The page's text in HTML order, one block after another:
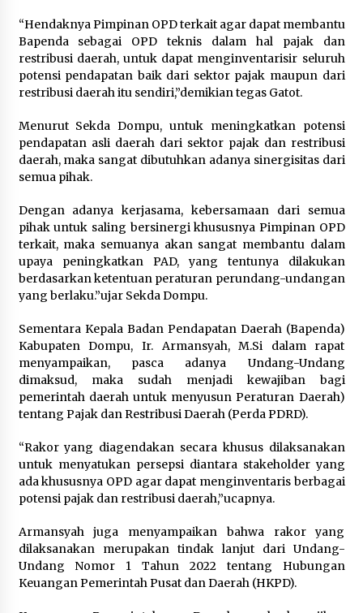
“Hendaknya Pimpinan OPD terkait agar dapat membantu
Bapenda sebagai OPD teknis dalam hal pajak dan
restribusi daerah, untuk dapat menginventarisir seluruh
potensi pendapatan baik dari sektor pajak maupun dari
restribusi daerah itu sendiri,”demikian tegas Gatot.
Menurut Sekda Dompu, untuk meningkatkan potensi
pendapatan asli daerah dari sektor pajak dan restribusi
daerah, maka sangat dibutuhkan adanya sinergisitas dari
semua pihak.
Dengan adanya kerjasama, kebersamaan dari semua
pihak untuk saling bersinergi khususnya Pimpinan OPD
terkait, maka semuanya akan sangat membantu dalam
upaya peningkatkan PAD, yang tentunya dilakukan
berdasarkan ketentuan peraturan perundang-undangan
yang berlaku.”ujar Sekda Dompu.
Sementara Kepala Badan Pendapatan Daerah (Bapenda)
Kabupaten Dompu, Ir. Armansyah, M.Si dalam rapat
menyampaikan, pasca adanya Undang-Undang
dimaksud, maka sudah menjadi kewajiban bagi
pemerintah daerah untuk menyusun Peraturan Daerah)
tentang Pajak dan Restribusi Daerah (Perda PDRD).
“Rakor yang diagendakan secara khusus dilaksanakan
untuk menyatukan persepsi diantara stakeholder yang
ada khususnya OPD agar dapat menginventaris berbagai
potensi pajak dan restribusi daerah,”ucapnya.
Armansyah juga menyampaikan bahwa rakor yang
dilaksanakan merupakan tindak lanjut dari Undang-
Undang Nomor 1 Tahun 2022 tentang Hubungan
Keuangan Pemerintah Pusat dan Daerah (HKPD).